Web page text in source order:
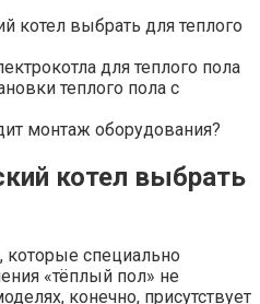
котел выбрать для теплого
для теплого пола
теплого пола с
монтаж оборудования?
котел выбрать
которые специально
«тёплый пол» не
конечно, присутствует